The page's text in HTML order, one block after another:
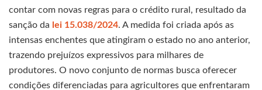
contar com novas regras para o crédito rural, resultado da
sanção da lei 15.038/2024. A medida foi criada após as
intensas enchentes que atingiram o estado no ano anterior,
trazendo prejuízos expressivos para milhares de
produtores. O novo conjunto de normas busca oferecer
condições diferenciadas para agricultores que enfrentaram